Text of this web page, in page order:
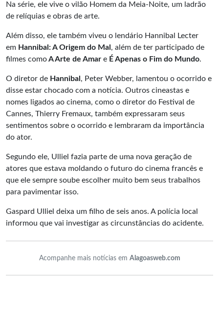
Na série, ele vive o vilão Homem da Meia-Noite, um ladrão
de relíquias e obras de arte.
Além disso, ele também viveu o lendário Hannibal Lecter
em Hannibal: A Origem do Mal , além de ter participado de
filmes comoA Arte de Amar e É Apenas o Fim do Mundo.
O diretor de Hannibal , Peter Webber, lamentou o ocorrido e
disse estar chocado com a notícia. Outros cineastas e
nomes ligados ao cinema, como o diretor do Festival de
Cannes, Thierry Fremaux, também expressaram seus
sentimentos sobre o ocorrido e lembraram da importância
do ator.
Segundo ele, Ulliel fazia parte de uma nova geração de
atores que estava moldando o futuro do cinema francês e
que ele sempre soube escolher muito bem seus trabalhos
para pavimentar isso.
Gaspard Ulliel deixa um filho de seis anos. A polícia local
informou que vai investigar as circunstâncias do acidente.
Acompanhe mais notícias em Alagoasweb.com